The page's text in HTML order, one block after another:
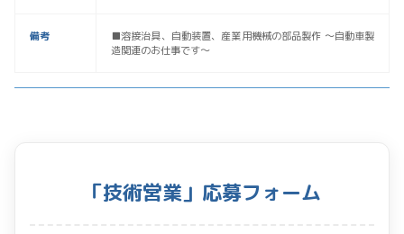
備考
■溶接治具、自動装置、産業用機械の部品製作 〜自動車製
造関連のお仕事です〜
「技術営業」応募フォーム